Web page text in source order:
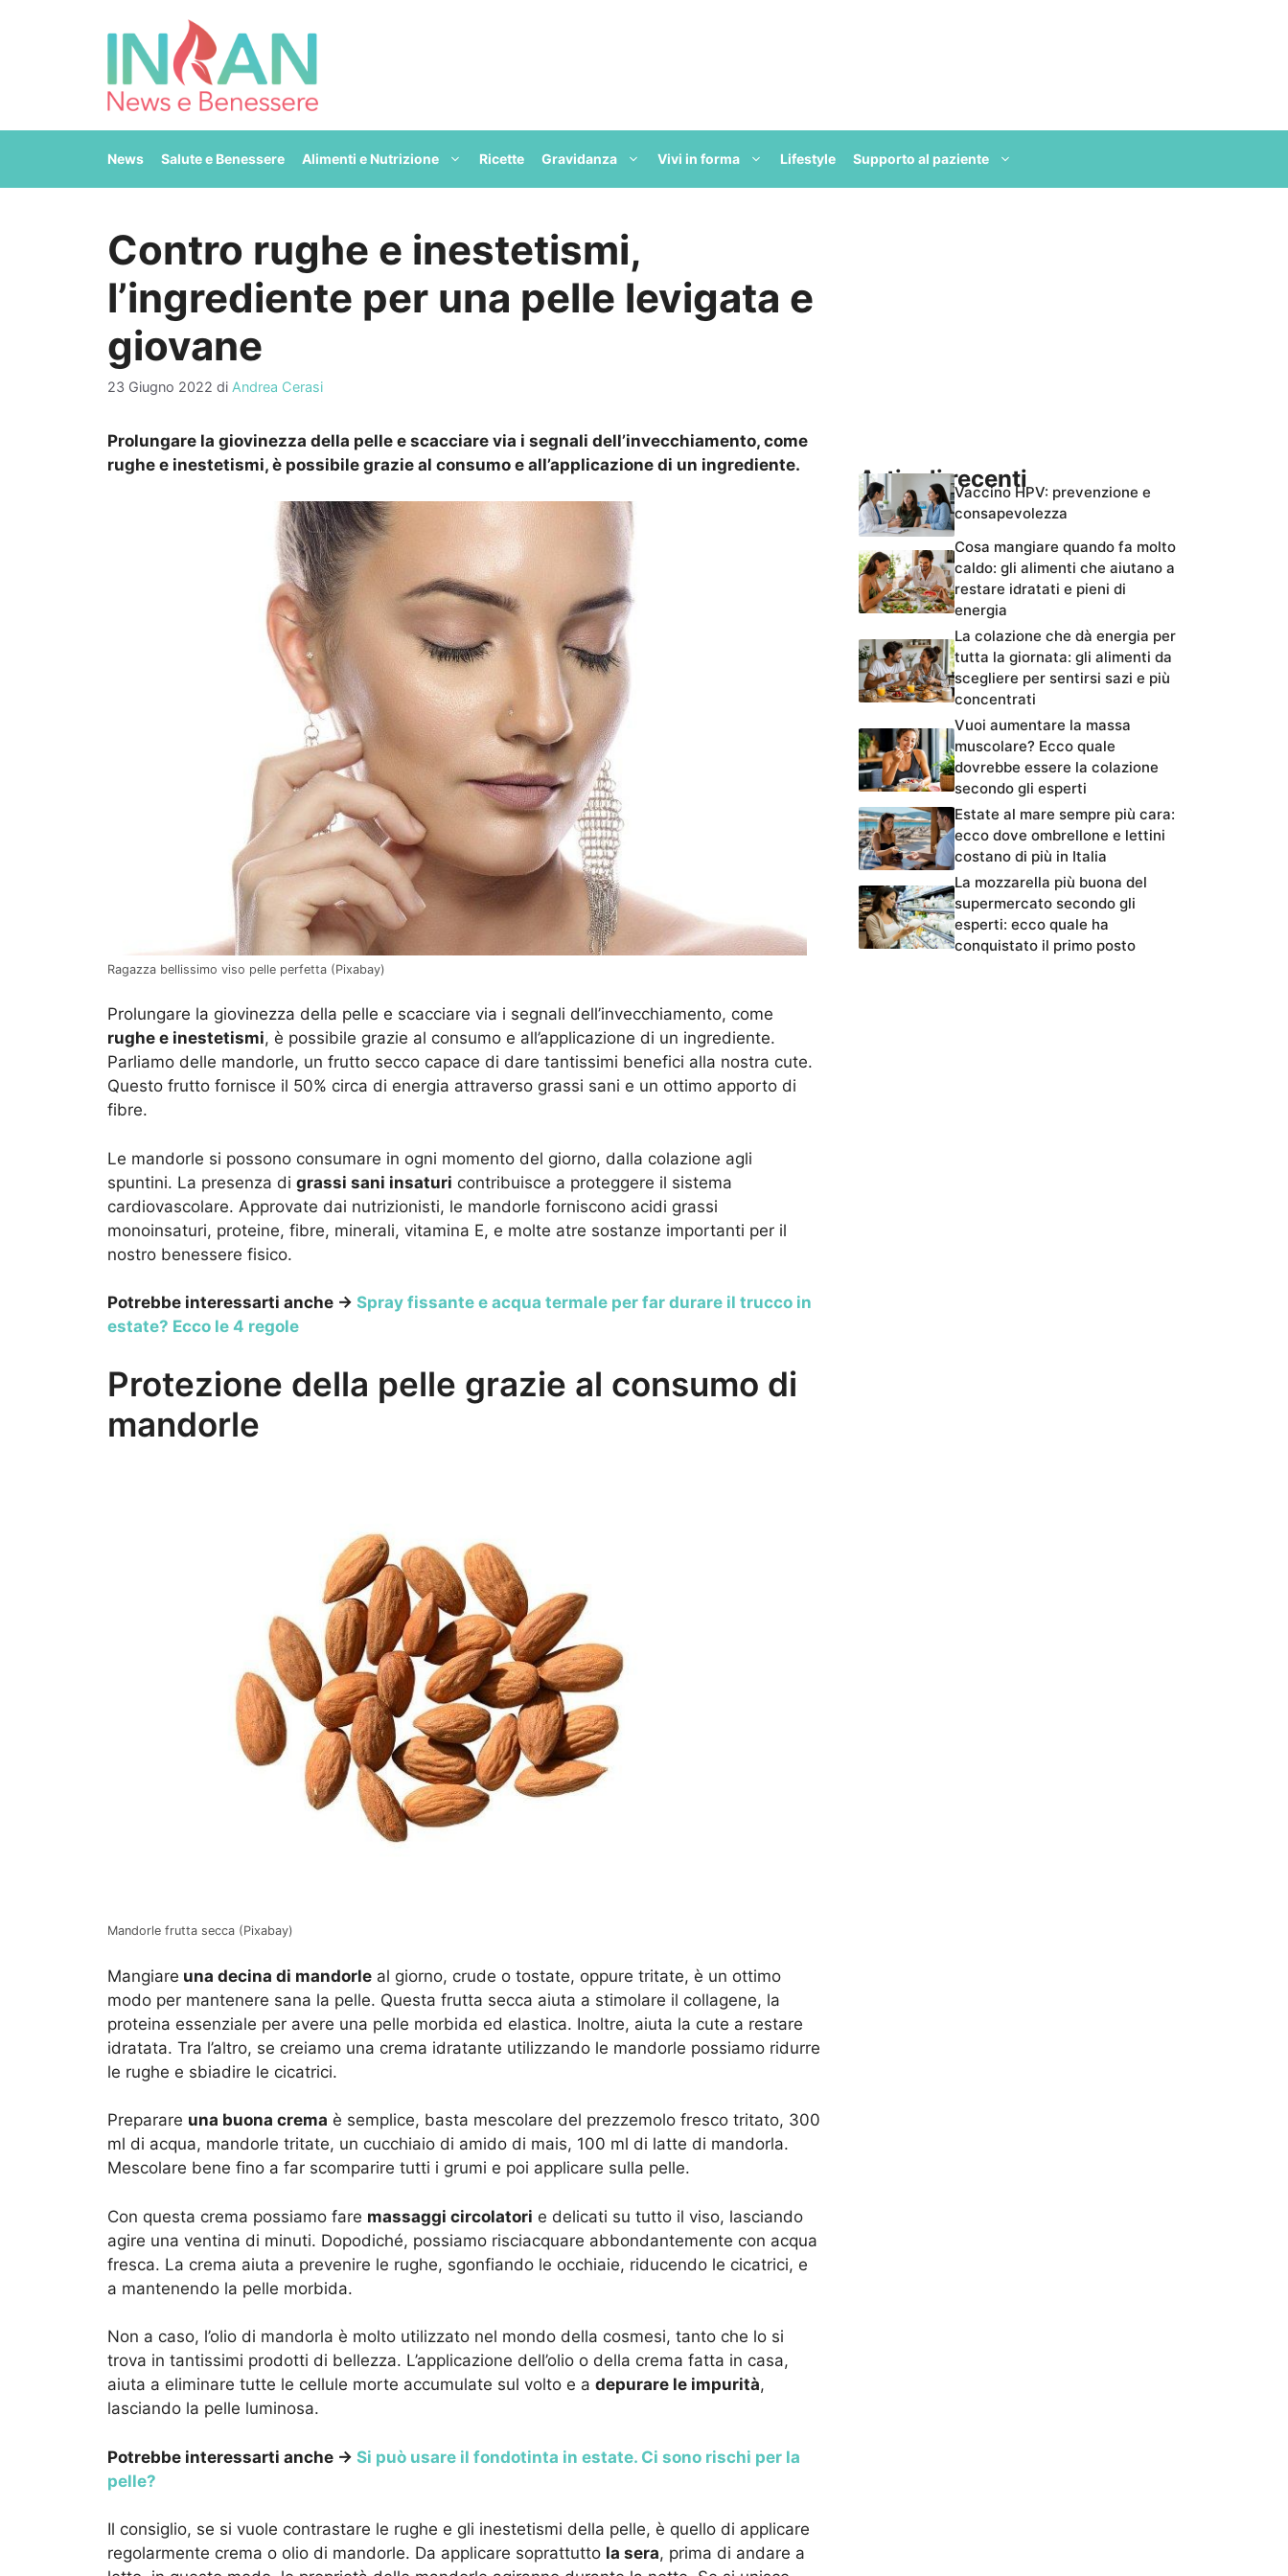
News Salute e Benessere Alimenti e Nutrizione Ricette Gravidanza Vivi in forma Lifestyle Supporto al paziente
Contro rughe e inestetismi,
l’ingrediente per una pelle levigata e
giovane
23 Giugno 2022 di Andrea Cerasi
Prolungare la giovinezza della pelle e scacciare via i segnali dell’invecchiamento, come
rughe e inestetismi, è possibile grazie al consumo e all’applicazione di un ingrediente.
Ragazza bellissimo viso pelle perfetta (Pixabay)
Prolungare la giovinezza della pelle e scacciare via i segnali dell’invecchiamento, come
rughe e inestetismi, è possibile grazie al consumo e all’applicazione di un ingrediente.
Parliamo delle mandorle, un frutto secco capace di dare tantissimi benefici alla nostra cute.
Questo frutto fornisce il 50% circa di energia attraverso grassi sani e un ottimo apporto di
fibre.
Le mandorle si possono consumare in ogni momento del giorno, dalla colazione agli
spuntini. La presenza di grassi sani insaturi contribuisce a proteggere il sistema
cardiovascolare. Approvate dai nutrizionisti, le mandorle forniscono acidi grassi
monoinsaturi, proteine, fibre, minerali, vitamina E, e molte atre sostanze importanti per il
nostro benessere fisico.
Potrebbe interessarti anche → Spray fissante e acqua termale per far durare il trucco in
estate? Ecco le 4 regole
Protezione della pelle grazie al consumo di
mandorle
Mandorle frutta secca (Pixabay)
Mangiare una decina di mandorle al giorno, crude o tostate, oppure tritate, è un ottimo
modo per mantenere sana la pelle. Questa frutta secca aiuta a stimolare il collagene, la
proteina essenziale per avere una pelle morbida ed elastica. Inoltre, aiuta la cute a restare
idratata. Tra l’altro, se creiamo una crema idratante utilizzando le mandorle possiamo ridurre
le rughe e sbiadire le cicatrici.
Preparare una buona crema è semplice, basta mescolare del prezzemolo fresco tritato, 300
ml di acqua, mandorle tritate, un cucchiaio di amido di mais, 100 ml di latte di mandorla.
Mescolare bene fino a far scomparire tutti i grumi e poi applicare sulla pelle.
Con questa crema possiamo fare massaggi circolatori e delicati su tutto il viso, lasciando
agire una ventina di minuti. Dopodiché, possiamo risciacquare abbondantemente con acqua
fresca. La crema aiuta a prevenire le rughe, sgonfiando le occhiaie, riducendo le cicatrici, e
a mantenendo la pelle morbida.
Non a caso, l’olio di mandorla è molto utilizzato nel mondo della cosmesi, tanto che lo si
trova in tantissimi prodotti di bellezza. L’applicazione dell’olio o della crema fatta in casa,
aiuta a eliminare tutte le cellule morte accumulate sul volto e a depurare le impurità,
lasciando la pelle luminosa.
Potrebbe interessarti anche → Si può usare il fondotinta in estate. Ci sono rischi per la
pelle?
Il consiglio, se si vuole contrastare le rughe e gli inestetismi della pelle, è quello di applicare
regolarmente crema o olio di mandorle. Da applicare soprattutto la sera, prima di andare a
Articoli recentiVaccino HPV: prevenzione e
consapevolezza
Cosa mangiare quando fa molto
caldo: gli alimenti che aiutano a
restare idratati e pieni di
energia
La colazione che dà energia per
tutta la giornata: gli alimenti da
scegliere per sentirsi sazi e più
concentrati
Vuoi aumentare la massa
muscolare? Ecco quale
dovrebbe essere la colazione
secondo gli esperti
Estate al mare sempre più cara:
ecco dove ombrellone e lettini
costano di più in Italia
La mozzarella più buona del
supermercato secondo gli
esperti: ecco quale ha
conquistato il primo posto